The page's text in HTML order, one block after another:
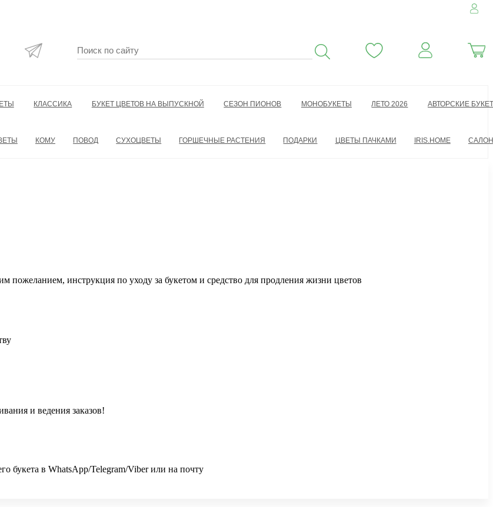
КЛАССИКА БУКЕТ ЦВЕТОВ НА ВЫПУСКНОЙ СЕЗОН ПИОНОВ МОНОБУКЕТЫ ЛЕТО 2026 АВТОРСКИЕ
КОМУ ПОВОД СУХОЦВЕТЫ ГОРШЕЧНЫЕ РАСТЕНИЯ ПОДАРКИ ЦВЕТЫ ПАЧКАМИ IRIS.HOME
пожеланием, инструкция по уходу за букетом и средство для продления жизни цветов
и ведения заказов!
в WhatsApp/Telegram/Viber или на почту